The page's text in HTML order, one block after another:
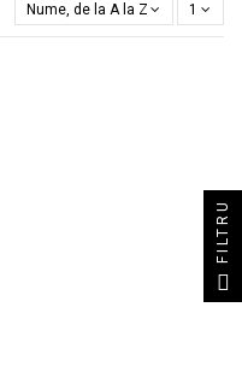
Nume, de la A la Z 1
FILTRU